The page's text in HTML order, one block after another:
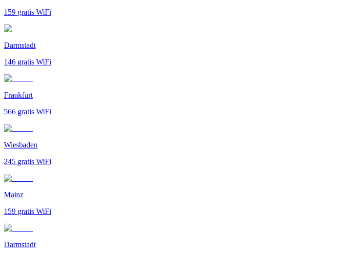
159 gratis WiFi
Darmstadt
146 gratis WiFi
Frankfurt
566 gratis WiFi
Wiesbaden
245 gratis WiFi
Mainz
159 gratis WiFi
Darmstadt